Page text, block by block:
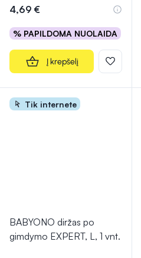
4,69 €
% PAPILDOMA NUOLAIDA
Į krepšelį
Tik internete
BABYONO diržas po
gimdymo EXPERT, L, 1 vnt.